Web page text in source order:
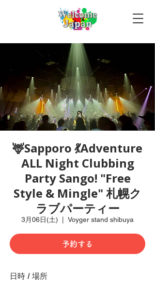
🦌Sapporo 💃Adventure
ALL Night Clubbing
Party Sango! "Free
Style & Mingle" 札幌ク
ラブパーティー
3月06日(土) Voyger stand shibuya
予約する
日時 / 場所